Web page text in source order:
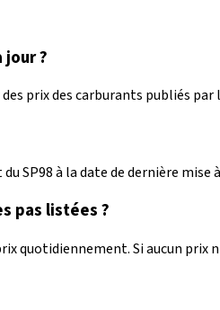
?
prix des carburants publiés par
SP98 à la date de dernière
pas listées ?
quotidiennement. Si aucun